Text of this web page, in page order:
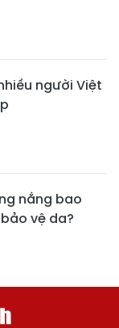
người Việt
nắng bao
vệ da?